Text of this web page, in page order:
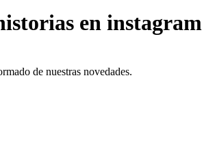
en instagram
de nuestras novedades.